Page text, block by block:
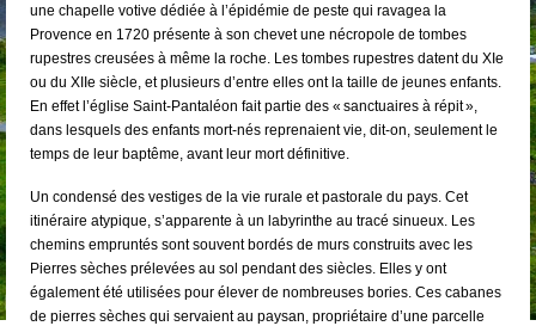
une chapelle votive dédiée à l’épidémie de peste qui ravagea la
Provence en 1720 présente à son chevet une nécropole de tombes
rupestres creusées à même la roche. Les tombes rupestres datent du XIe
ou du XIIe siècle, et plusieurs d’entre elles ont la taille de jeunes enfants.
En effet l’église Saint-Pantaléon fait partie des « sanctuaires à répit »,
dans lesquels des enfants mort-nés reprenaient vie, dit-on, seulement le
temps de leur baptême, avant leur mort définitive.
Un condensé des vestiges de la vie rurale et pastorale du pays. Cet
itinéraire atypique, s’apparente à un labyrinthe au tracé sinueux. Les
chemins empruntés sont souvent bordés de murs construits avec les
Pierres sèches prélevées au sol pendant des siècles. Elles y ont
également été utilisées pour élever de nombreuses bories. Ces cabanes
de pierres sèches qui servaient au paysan, propriétaire d’une parcelle